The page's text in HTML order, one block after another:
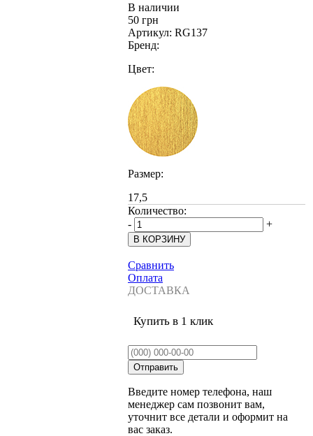
В наличии
50 грн
Артикул: RG137
Бренд:
Цвет:
Размер:
17,5
Количество:
-
+
Сравнить
Оплата
ДОСТАВКА
Купить в 1 клик
Введите номер телефона, наш
менеджер сам позвонит вам,
уточнит все детали и оформит на
вас заказ.